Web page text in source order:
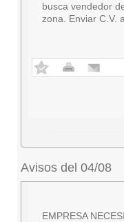
busca vendedor
zona. Enviar C.V.
Avisos del 04/08
EMPRESA